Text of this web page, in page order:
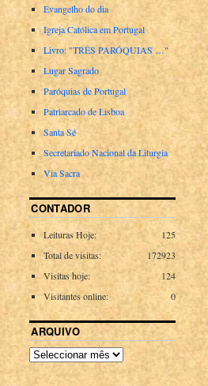
Evangelho do dia
Igreja Católica em Portugal
Livro: "TRÊS PARÓQUIAS …"
Lugar Sagrado
Paróquias de Portugal
Patriarcado de Lisboa
Santa Sé
Secretariado Nacional da Liturgia
Via Sacra
CONTADOR
125
Leituras Hoje:
172923
Total de visitas:
124
Visitas hoje:
0
Visitantes online:
ARQUIVO